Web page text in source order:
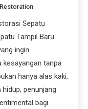
Sepatu
Tampil Baru
ingin
kesayangan tanpa
hanya alas kaki,
penunjang
bagi